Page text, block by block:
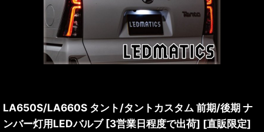
LA650S/LA660S タント/タントカスタム 前期/後期 ナ
ンバー灯用LEDバルブ [3営業日程度で出荷] [直販限定]